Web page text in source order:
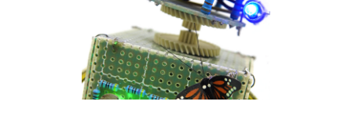
RECTANGULITO 7
Rectangulitos 7